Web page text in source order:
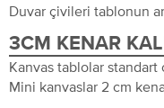
Duvar çivileri tablonun
3CM KENAR
Kanvas tablolar standart
Mini kanvaslar 2 cm